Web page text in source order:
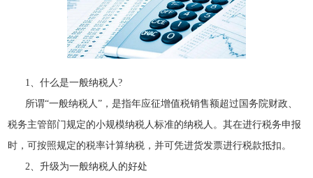
1、什么是一般纳税人?
所谓“一般纳税人”，是指年应征增值税销售额超过国务院财政、
税务主管部门规定的小规模纳税人标准的纳税人。其在进行税务申报
时，可按照规定的税率计算纳税，并可凭进货发票进行税款抵扣。
2、升级为一般纳税人的好处